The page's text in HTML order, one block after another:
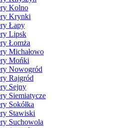
Kolno
Krynki
Łapy
Lipsk
Łomża
Michałowo
Mońki
Nowogród
Rajgród
Sejny
Siemiatycze
Sokółka
Stawiski
Suchowola